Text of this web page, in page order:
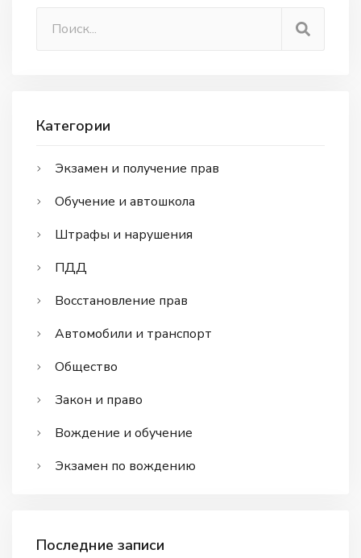
Категории
Экзамен и получение прав
Обучение и автошкола
Штрафы и нарушения
ПДД
Восстановление прав
Автомобили и транспорт
Общество
Закон и право
Вождение и обучение
Экзамен по вождению
Последние записи